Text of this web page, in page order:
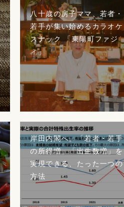
八十歳の房子ママ、若者・
若手が集い始めるカラオケ
スナック 「東陽町ファジ
ィ」
岸田内閣へ。「若者・若手
の所得増」「出生数増」を
実現できる、たった一つの
方法